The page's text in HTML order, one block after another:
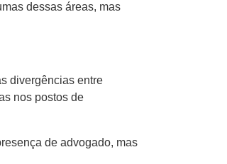
dessas áreas, mas
divergências entre
nos postos de
de advogado, mas